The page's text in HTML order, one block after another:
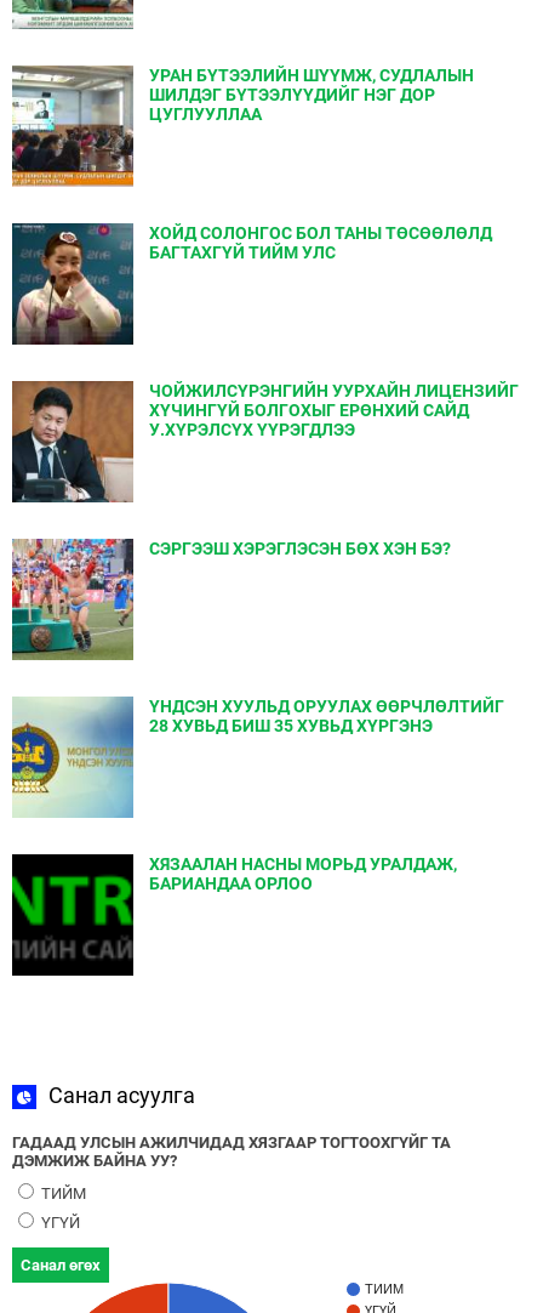
УРАН БҮТЭЭЛИЙН ШҮҮМЖ, СУДЛАЛЫН
ШИЛДЭГ БҮТЭЭЛҮҮДИЙГ НЭГ ДОР
ЦУГЛУУЛЛАА
ХОЙД СОЛОНГОС БОЛ ТАНЫ ТӨСӨӨЛӨЛД
БАГТАХГҮЙ ТИЙМ УЛС
ЧОЙЖИЛСҮРЭНГИЙН УУРХАЙН ЛИЦЕНЗИЙГ
ХҮЧИНГҮЙ БОЛГОХЫГ ЕРѲНХИЙ САЙД
У.ХҮРЭЛСҮХ ҮҮРЭГДЛЭЭ
СЭРГЭЭШ ХЭРЭГЛЭСЭН БӨХ ХЭН БЭ?
ҮНДСЭН ХУУЛЬД ОРУУЛАХ ӨӨРЧЛӨЛТИЙГ
28 ХУВЬД БИШ 35 ХУВЬД ХҮРГЭНЭ
ХЯЗААЛАН НАСНЫ МОРЬД УРАЛДАЖ,
БАРИАНДАА ОРЛОО
Санал асуулга
ГАДААД УЛСЫН АЖИЛЧИДАД ХЯЗГААР ТОГТООХГҮЙГ ТА
ДЭМЖИЖ БАЙНА УУ?
ТИЙМ
ҮГҮЙ
Санал өгөх
ТИЙМ